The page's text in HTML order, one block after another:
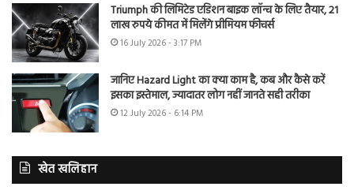
Triumph की लिमिटेड एडिशन बाइक लॉन्च के लिए तैयार, 21
लाख रुपये कीमत में मिलेंगे प्रीमियम फीचर्स
16 July 2026 - 3:17 PM
जानिए Hazard Light का क्या काम है, कब और कैसे करें
इसका इस्तेमाल, ज्यादातर लोग नहीं जानते सही तरीका
12 July 2026 - 6:14 PM
खेत खलिहान